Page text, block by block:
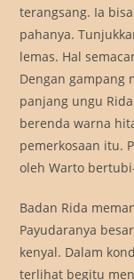
terangsang. Ia
pahanya.
lemas. Hal
Dengan gampang
panjang ungu
berenda warna
pemerkosaan itu.
oleh Warto
Badan Rida
Payudaranya
kenyal. Dalam
terlihat begitu